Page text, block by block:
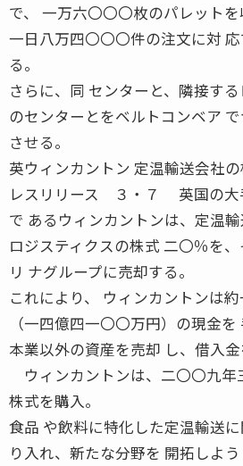
で、 一万六〇〇〇枚のパレットを
一日八万四〇〇〇件の注文に対
る。
さらに、同 センターと、隣接す
のセンターとをベルトコンベア
させる。
英ウィンカントン 定温輸送会社
レスリリース ３・７ 英国の大
で あるウィンカントンは、定温
ロジスティクスの株式 二〇％を
リ ナグループに売却する。
これにより、 ウィンカントンは
（一四億四一〇〇万円）の現金を
本業以外の資産を売却 し、借入金
ウィンカントンは、二〇〇九年
株式を購入。
食品 や飲料に特化した定温輸送
り入れ、新たな分野を 開拓しよ